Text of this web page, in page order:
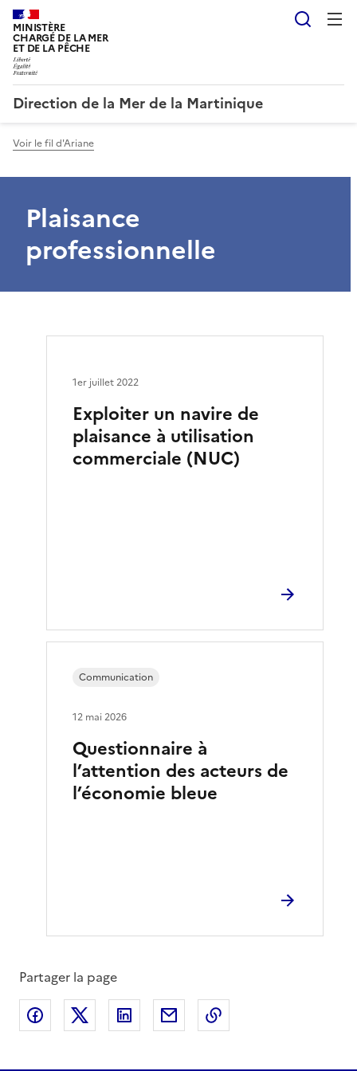
MINISTÈRE
CHARGÉ DE LA MER
ET DE LA PÊCHE
Direction de la Mer de la Martinique
Voir le fil d'Ariane
Plaisance
professionnelle
Exploiter un navire de
plaisance à utilisation
commerciale (NUC)
1er juillet 2022
Questionnaire à
l’attention des acteurs de
l’économie bleue
Communication
12 mai 2026
Partager la page
Partager sur Facebook
Partager sur XPartager sur LinkedIn
Partager par email